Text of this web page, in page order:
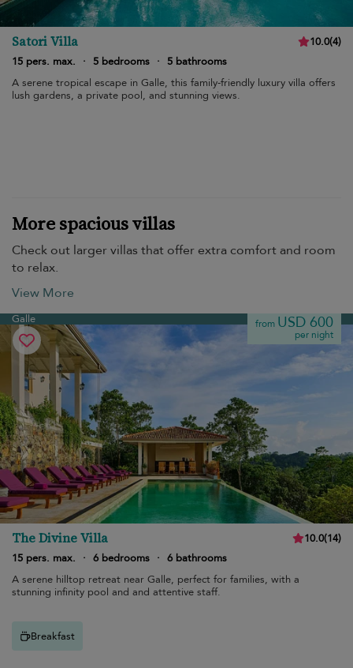
Satori Villa 10.0(4)
15 pers. max.
· 5 bedrooms ·
5 bathrooms
A serene tropical escape in Galle, this family-friendly luxury villa offers
lush gardens, a private pool, and stunning views.
More spacious villas
Check out larger villas that offer extra comfort and room
to relax.
View More
Galle from USD 600
per night
The Divine Villa 10.0(14)
15 pers. max.
· 6 bedrooms · 6 bathrooms
A serene hilltop retreat near Galle, perfect for families, with a
stunning infinity pool and and attentive staff.
Breakfast